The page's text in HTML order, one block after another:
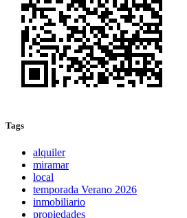
Tags
alquiler
miramar
local
temporada Verano 2026
inmobiliario
propiedades